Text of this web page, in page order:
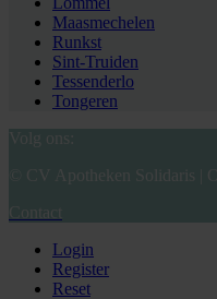
Maasmechelen
Runkst
Sint-Truiden
Tessenderlo
Tongeren
Volg ons:
© CV Apotheken Solidaris |
Contact
Login
Register
Reset